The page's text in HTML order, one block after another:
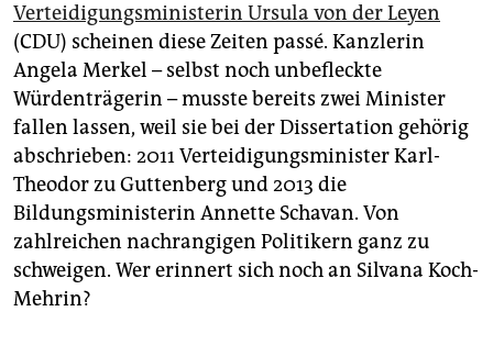
Verteidigungsministerin Ursula von der Leyen
(CDU) scheinen diese Zeiten passé. Kanzlerin
Angela Merkel – selbst noch unbefleckte
Würdenträgerin – musste bereits zwei Minister
fallen lassen, weil sie bei der Dissertation gehörig
abschrieben: 2011 Verteidigungsminister Karl-
Theodor zu Guttenberg und 2013 die
Bildungsministerin Annette Schavan. Von
zahlreichen nachrangigen Politikern ganz zu
schweigen. Wer erinnert sich noch an Silvana Koch-
Mehrin?